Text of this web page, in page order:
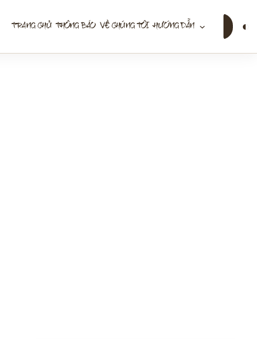
TRANG CHỦ THÔNG BÁO VỀ CHÚNG TÔI HƯỚNG DẪN
kiếm
◐